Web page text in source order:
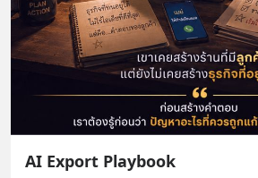
AI Export Playbook